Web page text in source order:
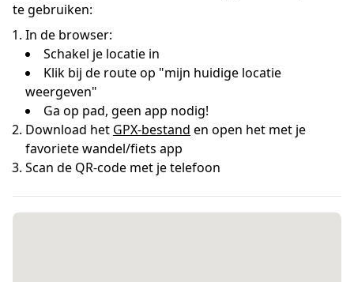
te gebruiken:
In de browser:
Schakel je locatie in
Klik bij de route op "mijn huidige locatie
weergeven"
Ga op pad, geen app nodig!
Download het GPX-bestand en open het met je
favoriete wandel/fiets app
Scan de QR-code met je telefoon